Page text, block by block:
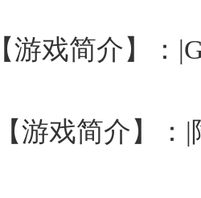
【游戏简介】：
【游戏简介】